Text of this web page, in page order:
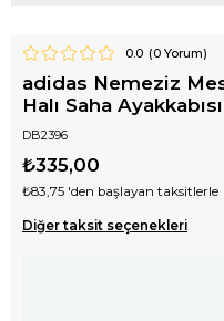
0.0 (0Yorum)
adidas Nemeziz
Halı Saha Ayakkabısı
DB2396
₺335,00
₺83,75 'den başlayan taksitlerle
Diğer taksit seçenekleri